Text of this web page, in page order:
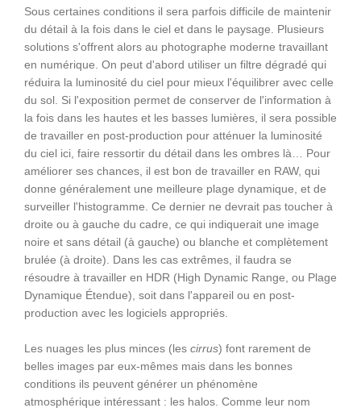
Sous certaines conditions il sera parfois difficile de maintenir
du détail à la fois dans le ciel et dans le paysage. Plusieurs
solutions s'offrent alors au photographe moderne travaillant
en numérique. On peut d'abord utiliser un filtre dégradé qui
réduira la luminosité du ciel pour mieux l'équilibrer avec celle
du sol. Si l'exposition permet de conserver de l'information à
la fois dans les hautes et les basses lumières, il sera possible
de travailler en post-production pour atténuer la luminosité
du ciel ici, faire ressortir du détail dans les ombres là… Pour
améliorer ses chances, il est bon de travailler en RAW, qui
donne généralement une meilleure plage dynamique, et de
surveiller l'histogramme. Ce dernier ne devrait pas toucher à
droite ou à gauche du cadre, ce qui indiquerait une image
noire et sans détail (à gauche) ou blanche et complètement
brulée (à droite). Dans les cas extrêmes, il faudra se
résoudre à travailler en HDR (High Dynamic Range, ou Plage
Dynamique Étendue), soit dans l'appareil ou en post-
production avec les logiciels appropriés.
Les nuages les plus minces (les cirrus) font rarement de
belles images par eux-mêmes mais dans les bonnes
conditions ils peuvent générer un phénomène
atmosphérique intéressant : les halos. Comme leur nom